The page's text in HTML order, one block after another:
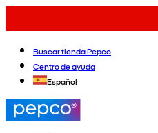
Buscar tienda Pepco
Centro de ayuda
Español